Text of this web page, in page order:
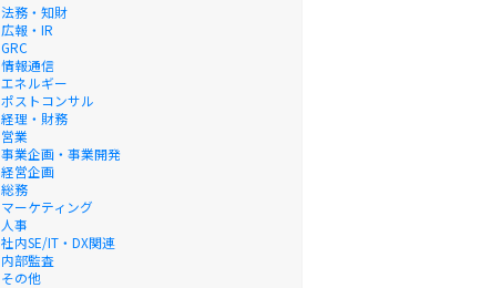
法務・知財
広報・IR
GRC
情報通信
エネルギー
ポストコンサル
経理・財務
営業
事業企画・事業開発
経営企画
総務
マーケティング
人事
社内SE/IT・DX関連
内部監査
その他